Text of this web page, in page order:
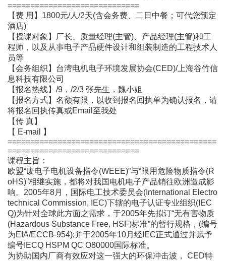
=============================
【费 用】1800元/人/2天(含会务费、二日中餐；可代您预定
酒店)
【授课对象】厂长、质量经理(主管)、产品经理(主管)和工
程师，以及从事电子产品硬件设计和组装制造的工程技术人
员等
【会务组织】台湾电机电子环境发展协会(CED)/上海谷竹信
息科技有限公司
【报名热线】/9，/2/3 张先生，魏小姐
【报名方式】名额有限，以收到报名回执单为确认报名，请
将报名回执传真或Email至我处
【传 真】
【 E-mail 】
==============================================
=============================
课程主旨：
欧盟“废电子电机设备指令(WEEE)”与“限用危险物质指令(R
oHS)”相继实施，都将对我国电机电子产品销往欧洲造成影
响。2005年8月，国际电工技术委员会(International Electro
technical Commission, IEC)下辖的电子认证专业组织(IEC
Q)为针对全球此方面之需求，于2005年先拟订“无有害物质
(Hazardous Substance Free, HSF)标准”的暂行规格，(编号
为EIA/ECCB-954);并于2005年10月经IEC正式通过并赋予
编号IECQ HSPM QC O80000国际标准。
为协助国内厂商有效应对这一强大的环保冲击波， CED特